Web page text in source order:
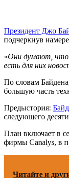
Президент Джо
подчеркнув
«Они думают, что
есть для них
По словам
большую часть
Предыстория:
следующего
План включает в
фирмы Canalys, в
Читайте и